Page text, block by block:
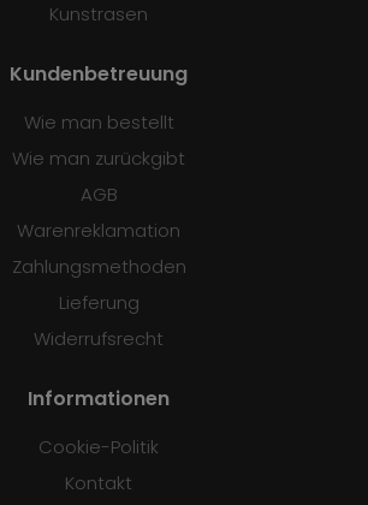
Kunstrasen
Kundenbetreuung
Wie man bestellt
Wie man zurückgibt
AGB
Warenreklamation
Zahlungsmethoden
Lieferung
Widerrufsrecht
Informationen
Cookie-Politik
Kontakt